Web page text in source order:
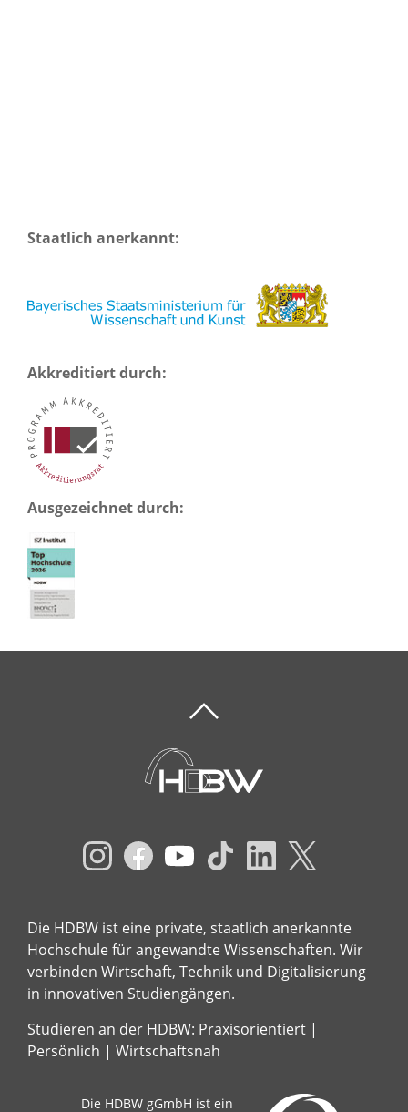
Staatlich anerkannt:
Akkreditiert durch:
Ausgezeichnet durch:
Die HDBW ist eine private, staatlich anerkannte
Hochschule für angewandte Wissenschaften. Wir
verbinden Wirtschaft, Technik und Digitalisierung
in innovativen Studiengängen.
Studieren an der HDBW: Praxisorientiert |
Persönlich | Wirtschaftsnah
Die HDBW gGmbH ist ein